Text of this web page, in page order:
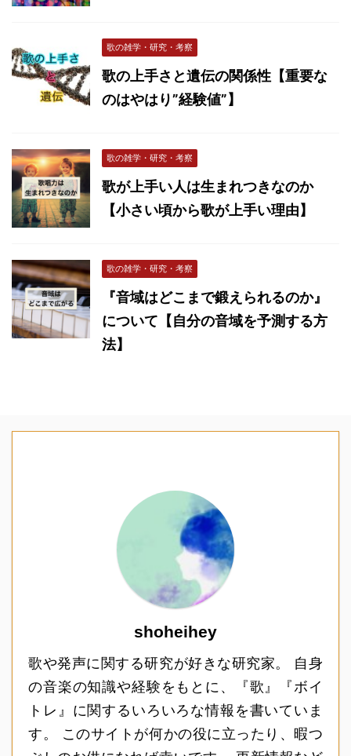
歌の雑学・研究・考察
歌の上手さと遺伝の関係性【重要な
のはやはり”経験値”】
歌の雑学・研究・考察
歌が上手い人は生まれつきなのか
【小さい頃から歌が上手い理由】
歌の雑学・研究・考察
『音域はどこまで鍛えられるのか』
について【自分の音域を予測する方
法】
shoheihey
歌や発声に関する研究が好きな研究家。 自身
の音楽の知識や経験をもとに、『歌』『ボイ
トレ』に関するいろいろな情報を書いていま
す。 このサイトが何かの役に立ったり、暇つ